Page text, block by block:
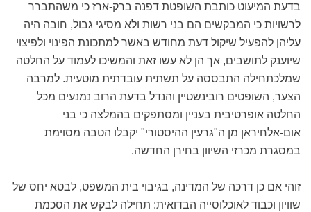
בדעת המיעוט כותבת השופטת דפנה ברק-ארז כי משהתברר
לרשויות כי המבקשים הם בני רשות ולא מסיגי גבול, חובה היה
עליהן להפעיל שיקול דעת מחודש באשר למתכונת הפינוי ולפיצוי
שיוענק לתושבים, אך הן לא עשו זאת והמשיכו לעמוד על החלטה
שמלכתחילה התבססה על תשתית עובדתית מוטעית. למרבה
הצער, השופטים רובינשטיין והנדל בדעת הרוב נמנעים מכל
החלטה אופרטיבית בעניין ומסתפקים בהמלצה כי בני
אום-אלחיראן מן ה"גרעין ההיסטורי" יקבלו הטבה מסוימת
במסגרת מכרזי השיוון בחירן החדשה.
זוהי אם כן דרכה של המדינה, בגיבוי בית המשפט, לבטא יחס של
שוויון וכבוד לאוכלוסייה הבדואית: תחילה לבקש את הסכמת